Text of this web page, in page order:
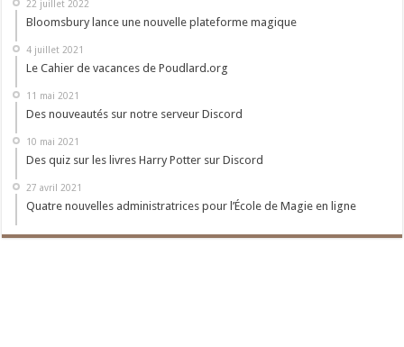
22 juillet 2022
Bloomsbury lance une nouvelle plateforme magique
4 juillet 2021
Le Cahier de vacances de Poudlard.org
11 mai 2021
Des nouveautés sur notre serveur Discord
10 mai 2021
Des quiz sur les livres Harry Potter sur Discord
27 avril 2021
Quatre nouvelles administratrices pour l’École de Magie en ligne